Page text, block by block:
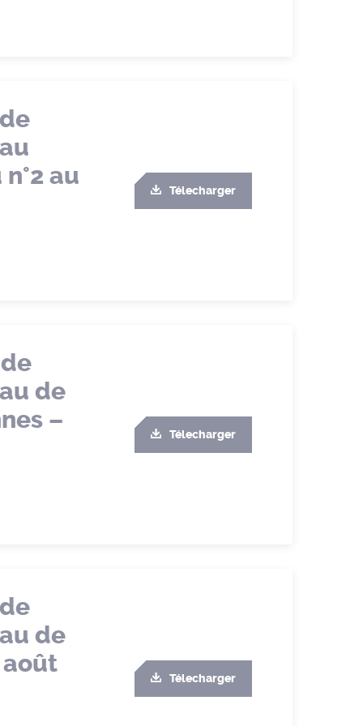
au
Télecharger
de
–
Télecharger
de
août
Télecharger